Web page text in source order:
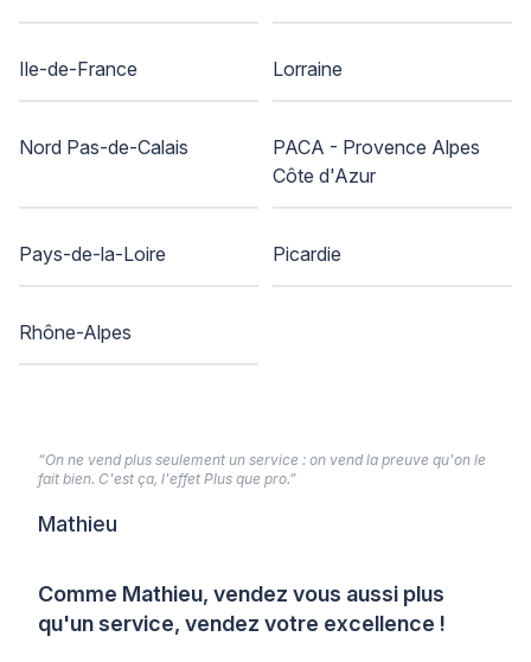
Ile-de-France Lorraine
Nord Pas-de-Calais
PACA - Provence Alpes
Côte d'Azur
Pays-de-la-Loire Picardie
Rhône-Alpes
Comme Mathieu, vendez vous aussi plus
qu'un service, vendez votre excellence !
“On ne vend plus seulement un service : on vend la preuve qu'on le
fait bien. C'est ça, l'effet Plus que pro.”
Mathieu